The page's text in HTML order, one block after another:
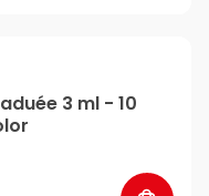
3 ml - 10